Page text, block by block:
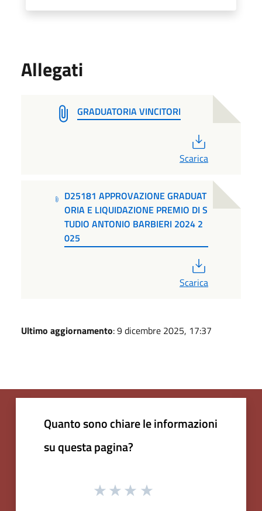
Allegati
GRADUATORIA VINCITORI
Scarica
D25181 APPROVAZIONE GRADUAT
ORIA E LIQUIDAZIONE PREMIO DI S
TUDIO ANTONIO BARBIERI 2024 2
025
Scarica
Ultimo aggiornamento: 9 dicembre 2025, 17:37
Quanto sono chiare le informazioni
su questa pagina?